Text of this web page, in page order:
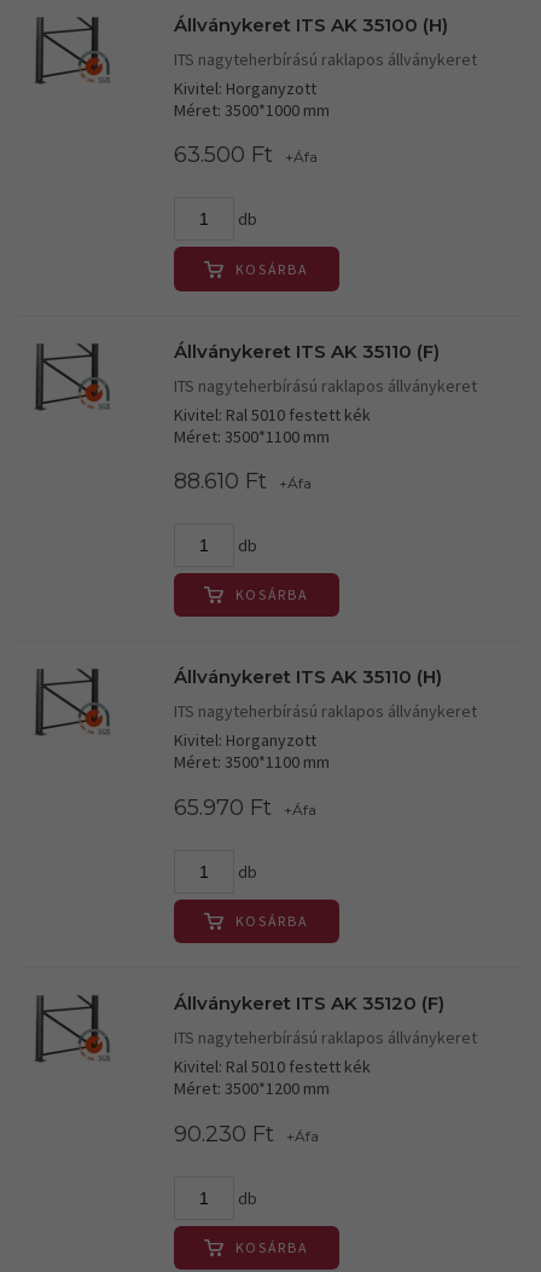
Állványkeret ITS AK 35100 (H)
ITS nagyteherbírású raklapos állványkeret
Kivitel: Horganyzott
Méret: 3500*1000 mm
63.500 Ft +Áfa
db
KOSÁRBA
Állványkeret ITS AK 35110 (F)
ITS nagyteherbírású raklapos állványkeret
Kivitel: Ral 5010 festett kék
Méret: 3500*1100 mm
88.610 Ft +Áfa
db
KOSÁRBA
Állványkeret ITS AK 35110 (H)
ITS nagyteherbírású raklapos állványkeret
Kivitel: Horganyzott
Méret: 3500*1100 mm
65.970 Ft +Áfa
db
KOSÁRBA
Állványkeret ITS AK 35120 (F)
ITS nagyteherbírású raklapos állványkeret
Kivitel: Ral 5010 festett kék
Méret: 3500*1200 mm
90.230 Ft +Áfa
db
KOSÁRBA